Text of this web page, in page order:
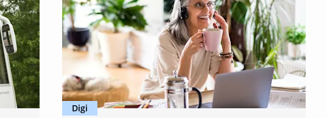
Digi